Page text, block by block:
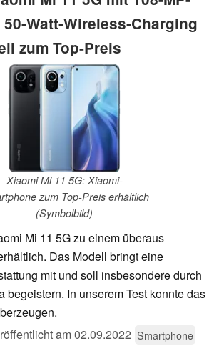
Watt-Wireless-Charging
zum Top-Preis
Xiaomi Mi 11 5G: Xiaomi-
zum Top-Preis erhältlich
(Symbolbild)
Mi 11 5G zu einem überaus
Das Modell bringt eine
mit und soll insbesondere durch
begeistern. In unserem Test konnte das
am02.09.2022 Smartphone